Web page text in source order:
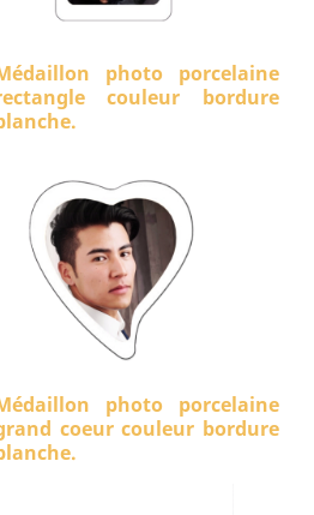
photo porcelaine
couleur bordure
photo porcelaine
coeur couleur bordure